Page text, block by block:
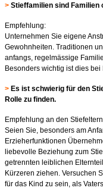
> Stieffamilien sind Familien
Empfehlung:
Unternehmen Sie eigene
Gewohnheiten. Traditionen
anfangs, regelmässige
Besonders wichtig ist dies
> Es ist schwierig für den
Rolle zu finden.
Empfehlung an den
Seien Sie, besonders am
Erzieherfunktionen
liebevolle Beziehung zum
getrennten leiblichen
Kürzeren ziehen. Versuchen
für das Kind zu sein, als